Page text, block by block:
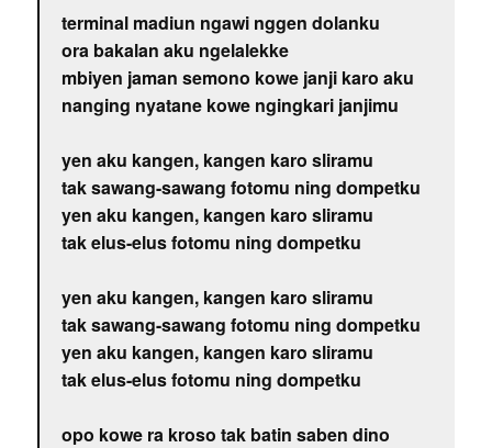
terminal madiun ngawi nggen dolanku
ora bakalan aku ngelalekke
mbiyen jaman semono kowe janji karo aku
nanging nyatane kowe ngingkari janjimu
yen aku kangen, kangen karo sliramu
tak sawang-sawang fotomu ning dompetku
yen aku kangen, kangen karo sliramu
tak elus-elus fotomu ning dompetku
yen aku kangen, kangen karo sliramu
tak sawang-sawang fotomu ning dompetku
yen aku kangen, kangen karo sliramu
tak elus-elus fotomu ning dompetku
opo kowe ra kroso tak batin saben dino